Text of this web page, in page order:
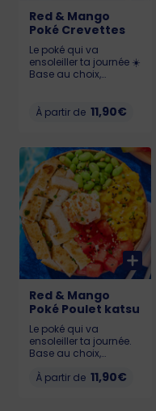
Red & Mango
Poké Crevettes
Le poké qui va
ensoleiller ta journée ☀️
Base au choix,
Edamame, Cream
Cheese et Crevettes
Allergènes : Crustacés,
gluten, soja, lait,
sésame KCAL : LIL : 532
- MED : 633 - BIG : 844
À partir de 11,90€
Red & Mango
Poké Poulet katsu
Le poké qui va
ensoleiller ta journée.
Base au choix,
mangue, Edamame,
À partir de 11,90€